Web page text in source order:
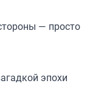
— просто
эпохи